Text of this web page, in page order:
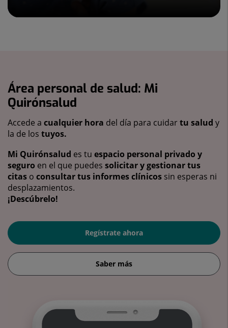
Área personal de salud: Mi
Quirónsalud
Accede a cualquier hora del día para cuidartu salud y
la de los tuyos.
Mi Quirónsalud es tu espacio personal privado y
seguro en el que puedes solicitar y gestionar tus
citas o consultar tus informes clínicos sin esperas ni
desplazamientos.
¡Descúbrelo!
Regístrate ahora
Saber más